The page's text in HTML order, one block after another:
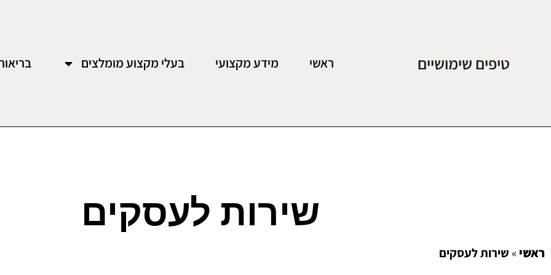
טיפים שימושיים ראשי מידע מקצועי בעלי מקצוע מומלצים
שירות לעסקים
ראשי» שירות לעסקים